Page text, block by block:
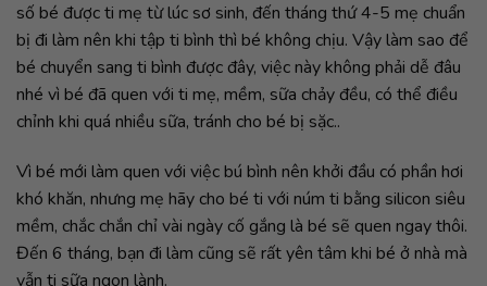
số bé được ti mẹ từ lúc sơ sinh, đến tháng thứ 4-5 mẹ chuẩn
bị đi làm nên khi tập ti bình thì bé không chịu. Vậy làm sao để
bé chuyển sang ti bình được đây, việc này không phải dễ đâu
nhé vì bé đã quen với ti mẹ, mềm, sữa chảy đều, có thể điều
chỉnh khi quá nhiều sữa, tránh cho bé bị sặc..
Vì bé mới làm quen với việc bú bình nên khởi đầu có phần hơi
khó khăn, nhưng mẹ hãy cho bé ti với núm ti bằng silicon siêu
mềm, chắc chắn chỉ vài ngày cố gắng là bé sẽ quen ngay thôi.
Đến 6 tháng, bạn đi làm cũng sẽ rất yên tâm khi bé ở nhà mà
vẫn ti sữa ngon lành.